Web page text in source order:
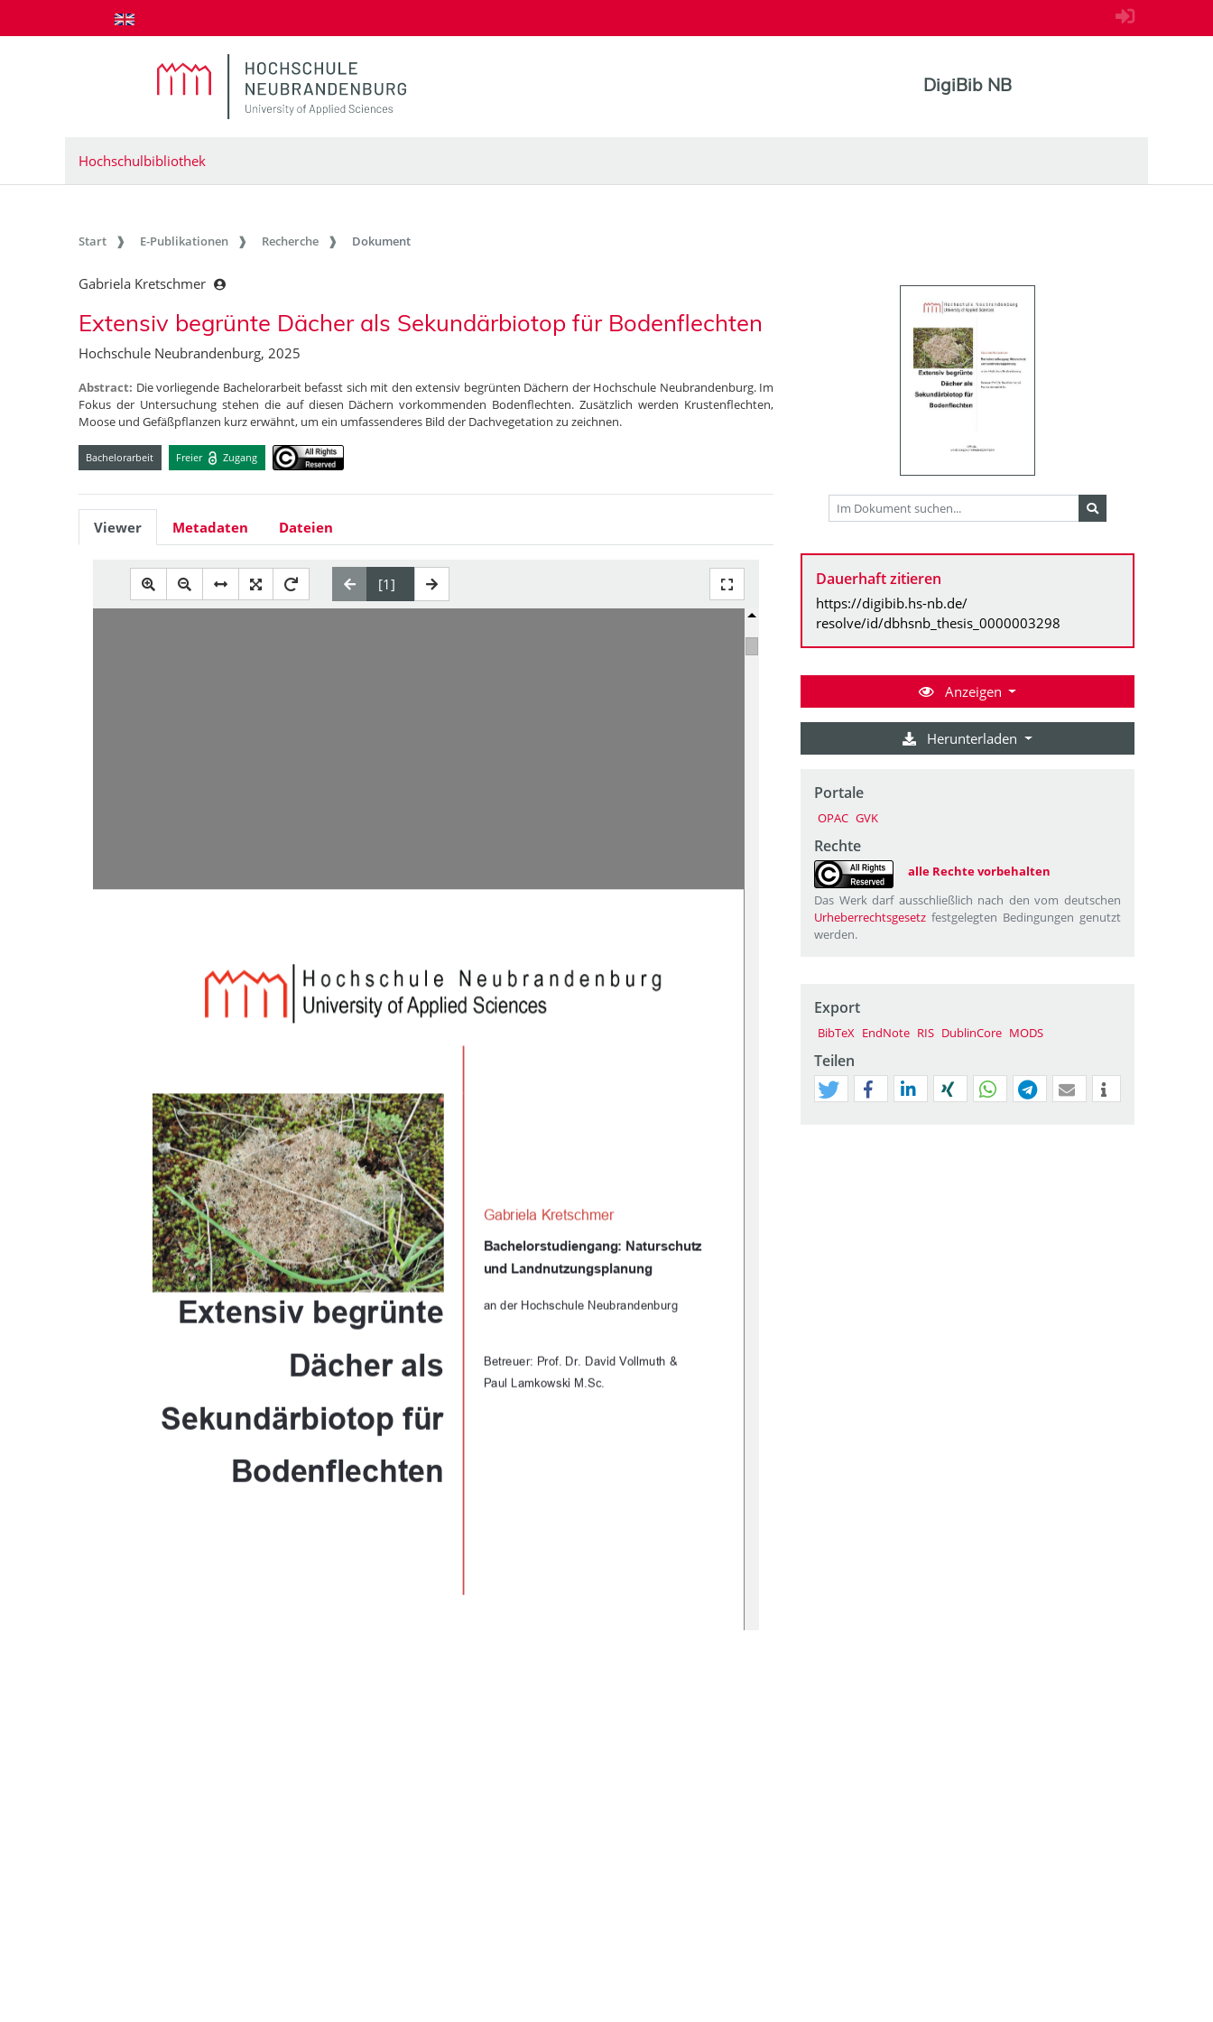
zum Inhalt springen
DigiBib NB
Hochschulbibliothek
Start E-Publikationen Recherche Dokument
Gabriela Kretschmer
Extensiv begrünte Dächer als Sekundärbiotop für Bodenflechten
Hochschule Neubrandenburg, 2025
Abstract: Die vorliegende Bachelorarbeit befasst sich mit den extensiv begrünten Dächern der Hochschule Neubrandenburg. Im
Fokus der Untersuchung stehen die auf diesen Dächern vorkommenden Bodenflechten. Zusätzlich werden Krustenflechten,
Moose und Gefäßpflanzen kurz erwähnt, um ein umfassenderes Bild der Dachvegetation zu zeichnen.
Bachelorarbeit Freier Zugang
Viewer Metadaten Dateien
Extensiv begrünte
Dächer als
Sekundärbiotop für
Bodenflechten
Gabriela Kretschmer
Bachelorstudiengang: Naturschutz
und Landnutzungsplanung
an der Hochschule Neubrandenburg
Betreuer: Prof. Dr. David Vollmuth &
Paul Lamkowski M.Sc.
Dauerhaft zitieren
https://digibib.hs-nb.de/
resolve/id/dbhsnb_thesis_0000003298
Anzeigen
Herunterladen
Portale
OPAC GVK
Rechte
alle Rechte vorbehalten
Das Werk darf ausschließlich nach den vom deutschen
Urheberrechtsgesetz festgelegten Bedingungen genutzt
werden.
Export
BibTeX EndNote RIS DublinCore MODS
Teilen